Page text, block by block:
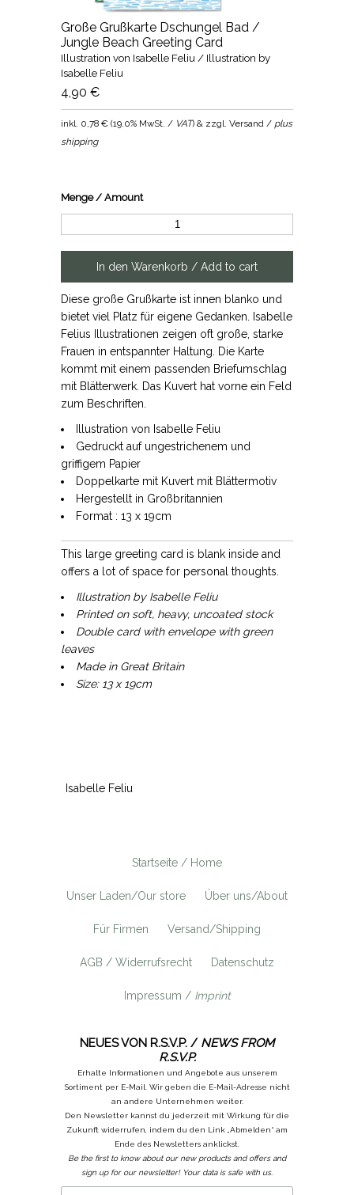
Große Grußkarte Dschungel Bad /
Jungle Beach Greeting Card
Illustration von Isabelle Feliu / Illustration by
Isabelle Feliu
4,90 €
inkl. 0,78 € (19.0% MwSt. / VAT) & zzgl. Versand / plus
shipping
Menge / Amount
Diese große Grußkarte ist innen blanko und
bietet viel Platz für eigene Gedanken. Isabelle
Felius Illustrationen zeigen oft große, starke
Frauen in entspannter Haltung. Die Karte
kommt mit einem passenden Briefumschlag
mit Blätterwerk. Das Kuvert hat vorne ein Feld
zum Beschriften.
Illustration von Isabelle Feliu
Gedruckt auf ungestrichenem und
griffigem Papier
Doppelkarte mit Kuvert mit Blättermotiv
Hergestellt in Großbritannien
Format : 13 x 19cm
This large greeting card is blank inside and
offers a lot of space for personal thoughts.
Illustration by Isabelle Feliu
Printed on soft, heavy, uncoated stock
Double card with envelope with green
leaves
Made in Great Britain
Size: 13 x 19cm
Isabelle Feliu
Startseite / Home
Unser Laden/Our store Über uns/About
Für Firmen Versand/Shipping
AGB / Widerrufsrecht Datenschutz
Impressum / Imprint
NEUES VON R.S.V.P. / NEWS FROM
R.S.V.P.
Erhalte Informationen und Angebote aus unserem
Sortiment per E-Mail. Wir geben die E-Mail-Adresse nicht
an andere Unternehmen weiter.
Den Newsletter kannst du jederzeit mit Wirkung für die
Zukunft widerrufen, indem du den Link „Abmelden“ am
Ende des Newsletters anklickst.
Be the first to know about our new products and offers and
sign up for our newsletter! Your data is safe with us.